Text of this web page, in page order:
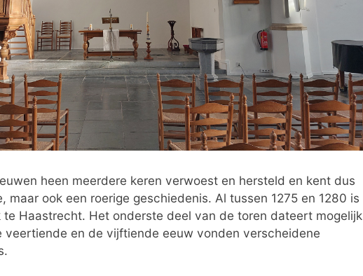
heen meerdere keren verwoest en hersteld en kent dus
maar ook een roerige geschiedenis. Al tussen 1275 en 1280 is
te Haastrecht. Het onderste deel van de toren dateert mogelijk
veertiende en de vijftiende eeuw vonden verscheidene